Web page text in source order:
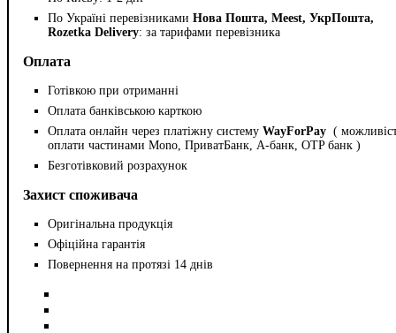
По Україні перевізниками Нова Пошта, Meest, УкрПошта,
Rozetka Delivery: за тарифами перевізника
Оплата
Готівкою при отриманні
Оплата банківською карткою
Оплата онлайн через платіжну систему WayForPay (
оплати частинами Mono, ПриватБанк, А-банк, OTP банк )
Безготівковий розрахунок
Захист споживача
Оригінальна продукція
Офіційна гарантія
Повернення на протязі 14 днів